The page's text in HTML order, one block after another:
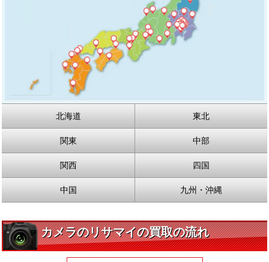
北海道 東北
関東 中部
関西 四国
中国 九州・沖縄